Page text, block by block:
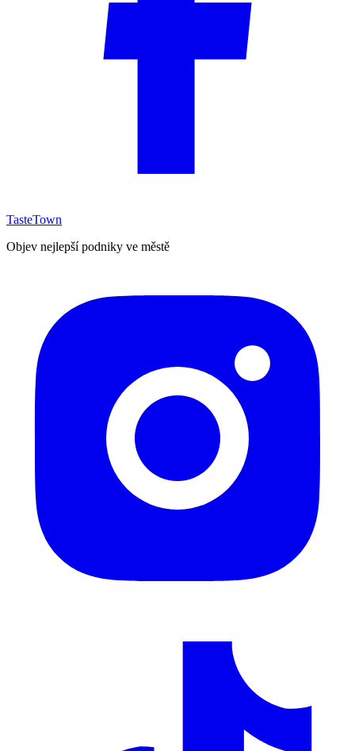
TasteTown
Objev nejlepší podniky ve městě